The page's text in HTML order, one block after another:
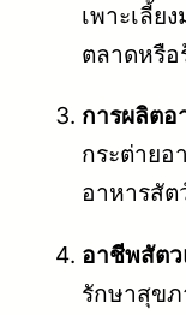
เพาะเลี้ย
ตลาดหรือ
การผลิตอ
กระต่ายอ
อาหารสัต
อาชีพสัต
รักษาสุขภ